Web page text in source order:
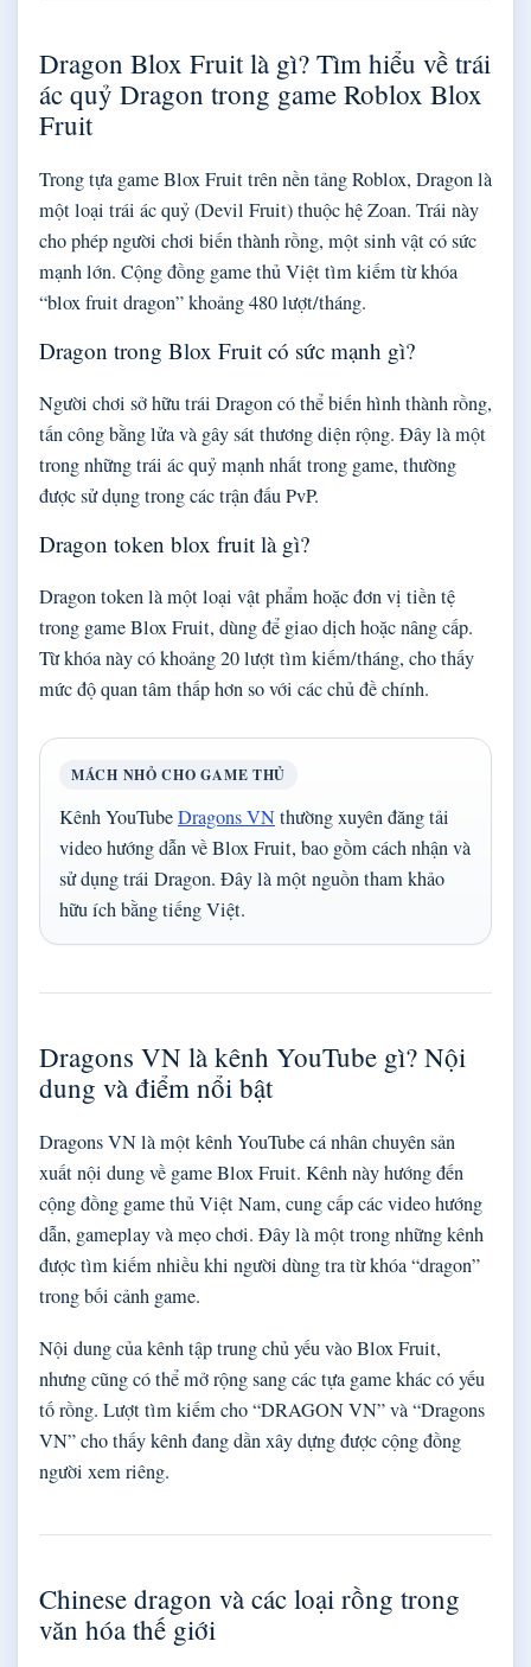
Dragon Blox Fruit là gì? Tìm hiểu về trái
ác quỷ Dragon trong game Roblox Blox
Fruit
Trong tựa game Blox Fruit trên nền tảng Roblox, Dragon là
một loại trái ác quỷ (Devil Fruit) thuộc hệ Zoan. Trái này
cho phép người chơi biến thành rồng, một sinh vật có sức
mạnh lớn. Cộng đồng game thủ Việt tìm kiếm từ khóa
“blox fruit dragon” khoảng 480 lượt/tháng.
Dragon trong Blox Fruit có sức mạnh gì?
Người chơi sở hữu trái Dragon có thể biến hình thành rồng,
tấn công bằng lửa và gây sát thương diện rộng. Đây là một
trong những trái ác quỷ mạnh nhất trong game, thường
được sử dụng trong các trận đấu PvP.
Dragon token blox fruit là gì?
Dragon token là một loại vật phẩm hoặc đơn vị tiền tệ
trong game Blox Fruit, dùng để giao dịch hoặc nâng cấp.
Từ khóa này có khoảng 20 lượt tìm kiếm/tháng, cho thấy
mức độ quan tâm thấp hơn so với các chủ đề chính.
MÁCH NHỎ CHO GAME THỦ
Kênh YouTubeDragons VNthường xuyên đăng tải
video hướng dẫn về Blox Fruit, bao gồm cách nhận và
sử dụng trái Dragon. Đây là một nguồn tham khảo
hữu ích bằng tiếng Việt.
Dragons VN là kênh YouTube gì? Nội
dung và điểm nổi bật
Dragons VN là một kênh YouTube cá nhân chuyên sản
xuất nội dung về game Blox Fruit. Kênh này hướng đến
cộng đồng game thủ Việt Nam, cung cấp các video hướng
dẫn, gameplay và mẹo chơi. Đây là một trong những kênh
được tìm kiếm nhiều khi người dùng tra từ khóa “dragon”
trong bối cảnh game.
Nội dung của kênh tập trung chủ yếu vào Blox Fruit,
nhưng cũng có thể mở rộng sang các tựa game khác có yếu
tố rồng. Lượt tìm kiếm cho “DRAGON VN” và “Dragons
VN” cho thấy kênh đang dần xây dựng được cộng đồng
người xem riêng.
Chinese dragon và các loại rồng trong
văn hóa thế giới